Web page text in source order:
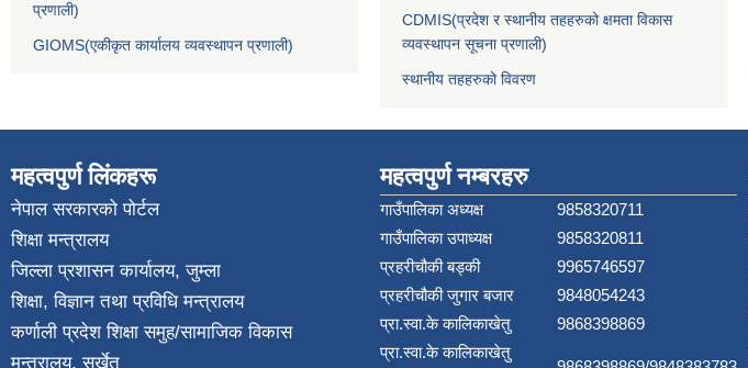
प्रणाली)
GIOMS(एकीकृत कार्यालय व्यवस्थापन प्रणाली)
CDMIS(प्रदेश र स्थानीय तहहरुको क्षमता विकास
व्यवस्थापन सूचना प्रणाली)
स्थानीय तहहरुको विवरण
महत्वपुर्ण लिंकहरू
नेपाल सरकारको पोर्टल
शिक्षा मन्त्रालय
जिल्ला प्रशासन कार्यालय, जुम्ला
शिक्षा, विज्ञान तथा प्रविधि मन्त्रालय
कर्णाली प्रदेश शिक्षा समुह/सामाजिक विकास
मन्त्रालय, सुर्खेत
महत्वपुर्ण नम्बरहरु
गाउँपालिका अध्यक्ष
9858320711
गाउँपालिका उपाध्यक्ष
9858320811
प्रहरीचौकी बड्की
9965746597
प्रहरीचौकी जुगार बजार
9848054243
प्रा.स्वा.के कालिकाखेतु
9868398869
प्रा.स्वा.के कालिकाखेतु